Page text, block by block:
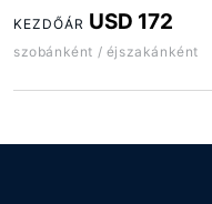
KEZDŐÁR USD 172
szobánként / éjszakánként